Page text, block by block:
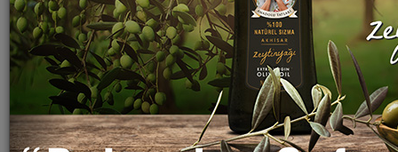
Limonlu Senfonik Kek Tarifi
Sahrap Soysal